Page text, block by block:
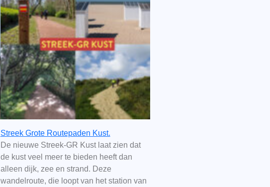
Streek Grote Routepaden Kust.
De nieuwe Streek-GR Kust laat zien dat
de kust veel meer te bieden heeft dan
alleen dijk, zee en strand. Deze
wandelroute, die loopt van het station van